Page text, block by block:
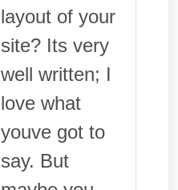
layout of your
site? Its very
well written; I
love what
youve got to
say. But